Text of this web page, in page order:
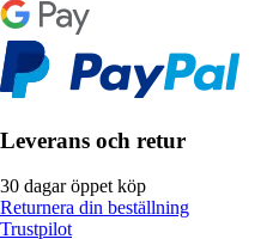
Leverans och retur
30 dagar öppet köp
Returnera din beställning
Trustpilot